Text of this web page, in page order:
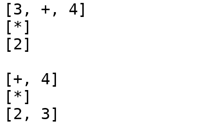
[3, +, 4]
[*]
[2]
[+, 4]
[*]
[2, 3]